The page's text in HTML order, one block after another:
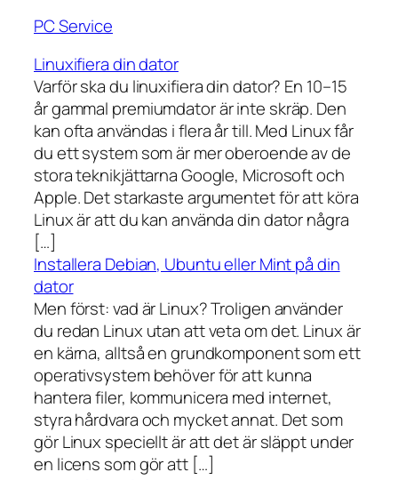
PC Service
Linuxifiera din dator
Varför ska du linuxifiera din dator? En 10–15
år gammal premiumdator är inte skräp. Den
kan ofta användas i flera år till. Med Linux får
du ett system som är mer oberoende av de
stora teknikjättarna Google, Microsoft och
Apple. Det starkaste argumentet för att köra
Linux är att du kan använda din dator några
[…]
Installera Debian, Ubuntu eller Mint på din
dator
Men först: vad är Linux? Troligen använder
du redan Linux utan att veta om det. Linux är
en kärna, alltså en grundkomponent som ett
operativsystem behöver för att kunna
hantera filer, kommunicera med internet,
styra hårdvara och mycket annat. Det som
gör Linux speciellt är att det är släppt under
en licens som gör att […]